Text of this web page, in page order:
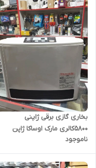
بخاری گازی برقی ژاپنی
5800کالری مارک اوساکا ژاپن
ناموجود